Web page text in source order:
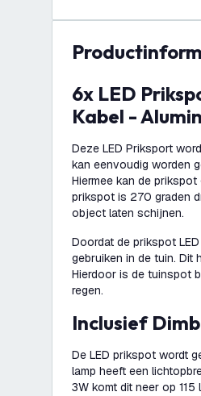
6x LED Prikspot - IP65 - 3W - 2700K - 1 Meter
Kabel -
Deze LED Priksport
kan eenvoudig worden
Hiermee kan de
prikspot is 270 graden
object laten schijnen.
Doordat de prikspot
gebruiken in de tuin. Dit
Hierdoor is de tuinspot
regen.
Inclusief
De LED prikspot wordt
lamp heeft een
3W komt dit neer op 115